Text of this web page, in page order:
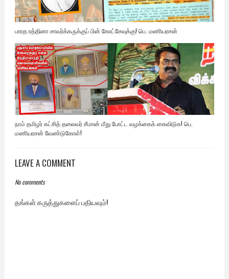
பாரத ரத்தினா சாவர்க்கருக்குப் பின் கோட்சேவுக்கு! பெ. மணியரசன்
நாம் தமிழர் கட்சித் தலைவர் சீமான் மீது போட்ட வழக்கைக் கைவிடுக! பெ.
மணியரசன் வேண்டுகோள்!
LEAVE A COMMENT
No comments
தங்கள் கருத்துகளைப் பதியவும்!